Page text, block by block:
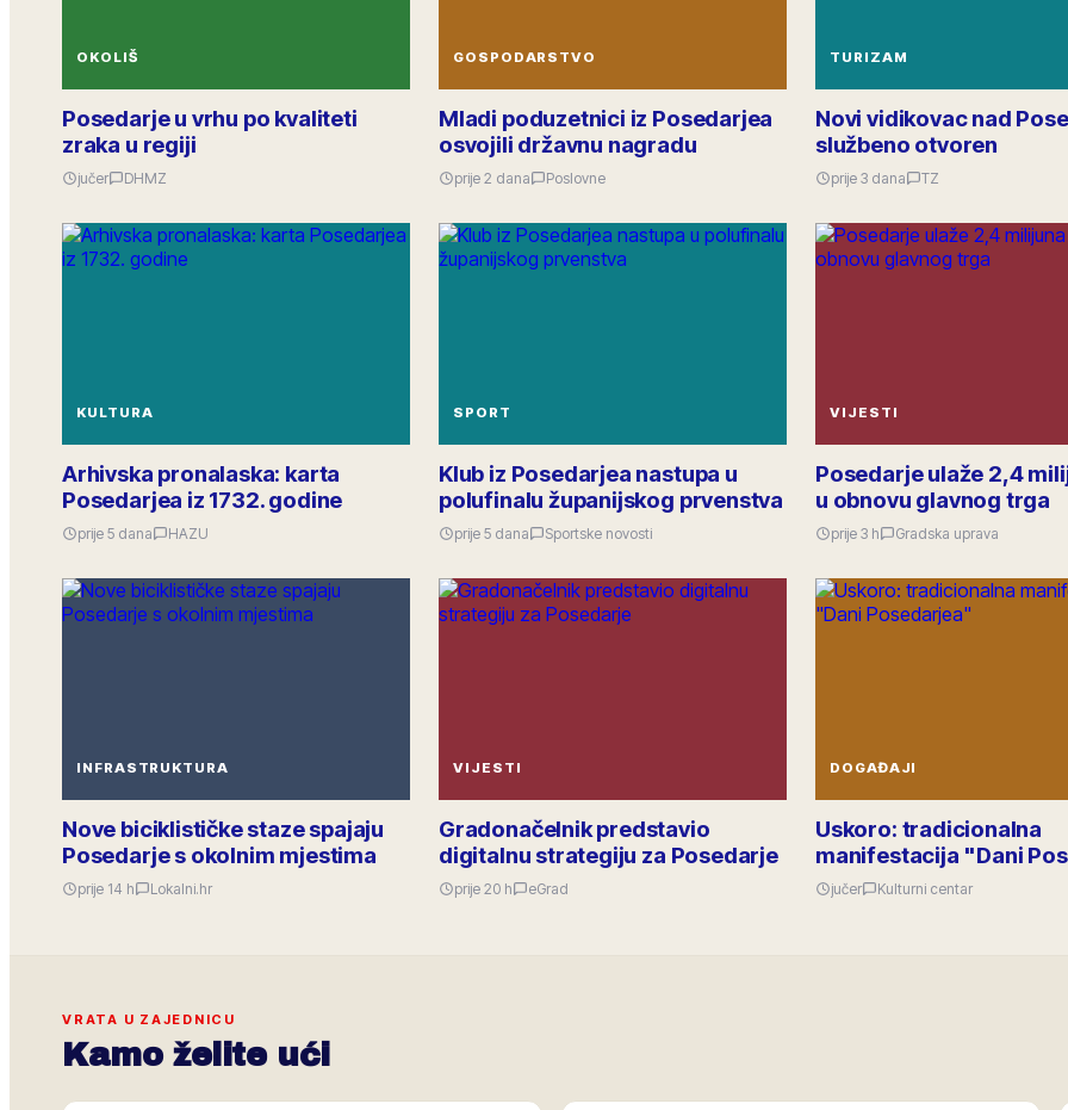
OKOLIŠ
Posedarje u vrhu po kvaliteti
zraka u regiji
jučer DHMZ
GOSPODARSTVO
Mladi poduzetnici iz Posedarjea
osvojili državnu nagradu
prije 2 dana Poslovne
TURIZAM
Novi vidikovac nad
službeno otvoren
prije 3 dana TZ
KULTURA
Arhivska pronalaska: karta
Posedarjea iz 1732. godine
prije 5 dana HAZU
SPORT
Klub iz Posedarjea nastupa u
polufinalu županijskog prvenstva
prije 5 dana Sportske novosti
VIJESTI
Posedarje ulaže 2,4
u obnovu glavnog trga
prije 3 h Gradska uprava
INFRASTRUKTURA
Nove biciklističke staze spajaju
Posedarje s okolnim mjestima
prije 14 h Lokalni.hr
VIJESTI
Gradonačelnik predstavio
digitalnu strategiju za Posedarje
prije 20 h eGrad
DOGAĐAJI
Uskoro: tradicionalna
manifestacija "Dani
jučer Kulturni centar
VRATA U ZAJEDNICU
Kamo želite ući